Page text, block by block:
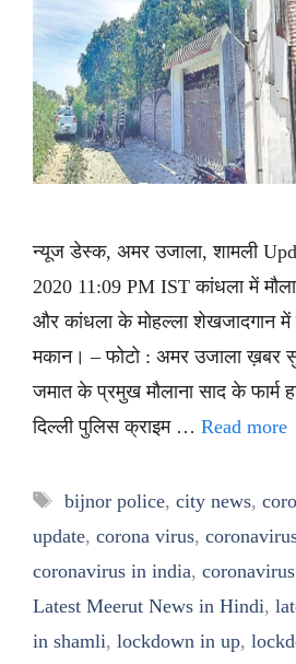
न्यूज डेस्क, अमर उजाला, शामली
2020 11:09 PM IST कांधला में
और कांधला के मोहल्ला शेखजादगान में
मकान। – फोटो : अमर उजाला ख़बर
जमात के प्रमुख मौलाना साद के
दिल्ली पुलिस क्राइम … Read more
Tags
bijnor police, city news,
update, corona virus,
coronavirus in india,
Latest Meerut News in Hindi,
in shamli, lockdown in up,